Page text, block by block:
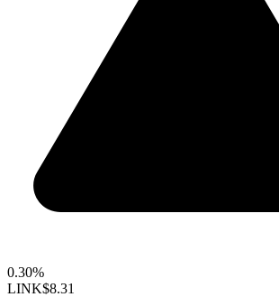
0.30%
LINK$8.31